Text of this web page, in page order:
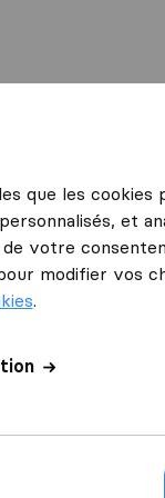
Contactez
les options
que les
et
votre
modifier vos
.